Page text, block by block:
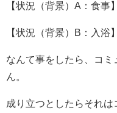
【状況（背景）A：食事
【状況（背景）B：入浴
なんて事をしたら、コ
ん。
成り立つとしたらそれは